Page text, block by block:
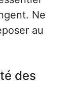
Ne
au
des